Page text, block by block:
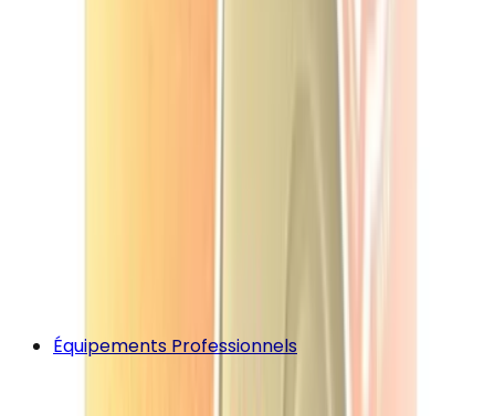
Équipements Professionnels